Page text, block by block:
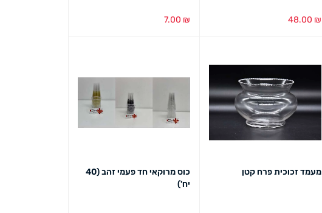
48.00 ₪
7.00 ₪
מעמד זכוכית פרח קטן
כוס מרוקאי חד פעמי זהב (40
יח')